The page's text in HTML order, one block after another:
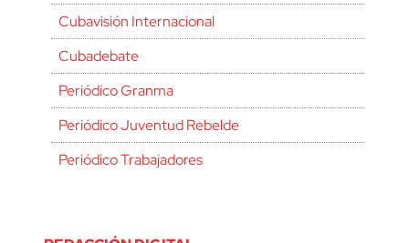
Cubavisión Internacional
Cubadebate
Periódico Granma
Periódico Juventud Rebelde
Periódico Trabajadores